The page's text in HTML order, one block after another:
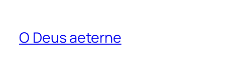
O Deus aeterne